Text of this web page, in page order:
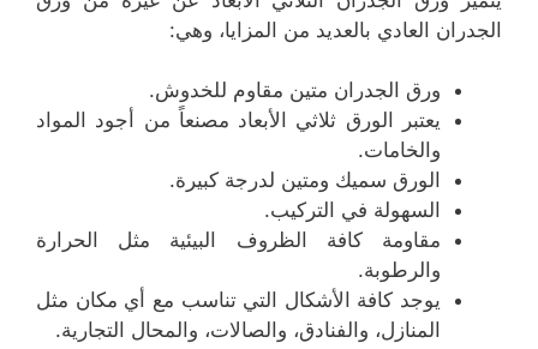
الجدران العادي بالعديد من المزايا، وهي:
ورق الجدران متين مقاوم للخدوش.
يعتبر الورق ثلاثي الأبعاد مصنعاً من أجود المواد
والخامات.
الورق سميك ومتين لدرجة كبيرة.
السهولة في التركيب.
مقاومة كافة الظروف البيئية مثل الحرارة
والرطوبة.
يوجد كافة الأشكال التي تناسب مع أي مكان مثل
المنازل، والفنادق، والصالات، والمحال التجارية.